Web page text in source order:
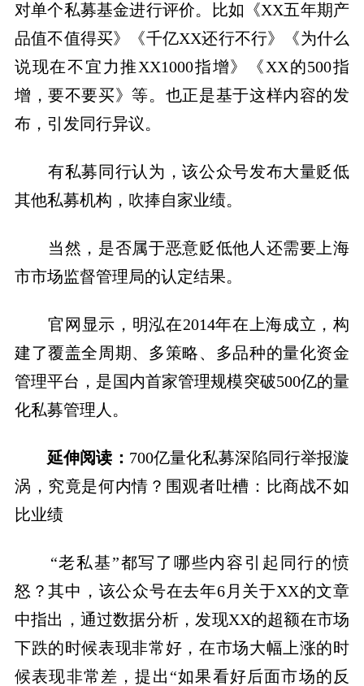
对单个私募基金进行评价。比如《XX五年期产
品值不值得买》《千亿XX还行不行》《为什么
说现在不宜力推XX1000指增》《XX的500指
增，要不要买》等。也正是基于这样内容的发
布，引发同行异议。
有私募同行认为，该公众号发布大量贬低
其他私募机构，吹捧自家业绩。
当然，是否属于恶意贬低他人还需要上海
市市场监督管理局的认定结果。
官网显示，明泓在2014年在上海成立，构
建了覆盖全周期、多策略、多品种的量化资金
管理平台，是国内首家管理规模突破500亿的量
化私募管理人。
延伸阅读： 700亿量化私募深陷同行举报漩
涡，究竟是何内情？围观者吐槽：比商战不如
比业绩
“老私基”都写了哪些内容引起同行的愤
怒？其中，该公众号在去年6月关于XX的文章
中指出，通过数据分析，发现XX的超额在市场
下跌的时候表现非常好，在市场大幅上涨的时
候表现非常差，提出“如果看好后面市场的反